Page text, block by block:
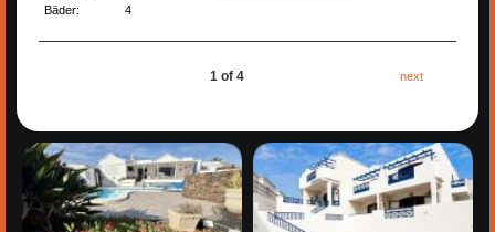
Bäder:
4
1 of 4 next